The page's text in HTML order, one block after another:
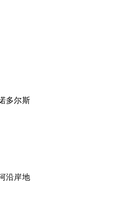
多尔斯
沿岸地